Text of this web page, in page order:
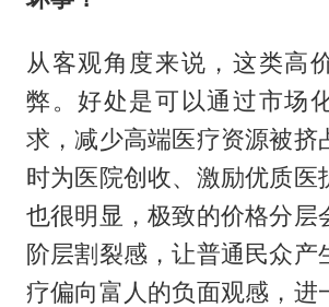
从客观角度来说，这类高
弊。好处是可以通过市场
求，减少高端医疗资源被挤
时为医院创收、激励优质医
也很明显，极致的价格分层
阶层割裂感，让普通民众产
疗偏向富人的负面观感，进